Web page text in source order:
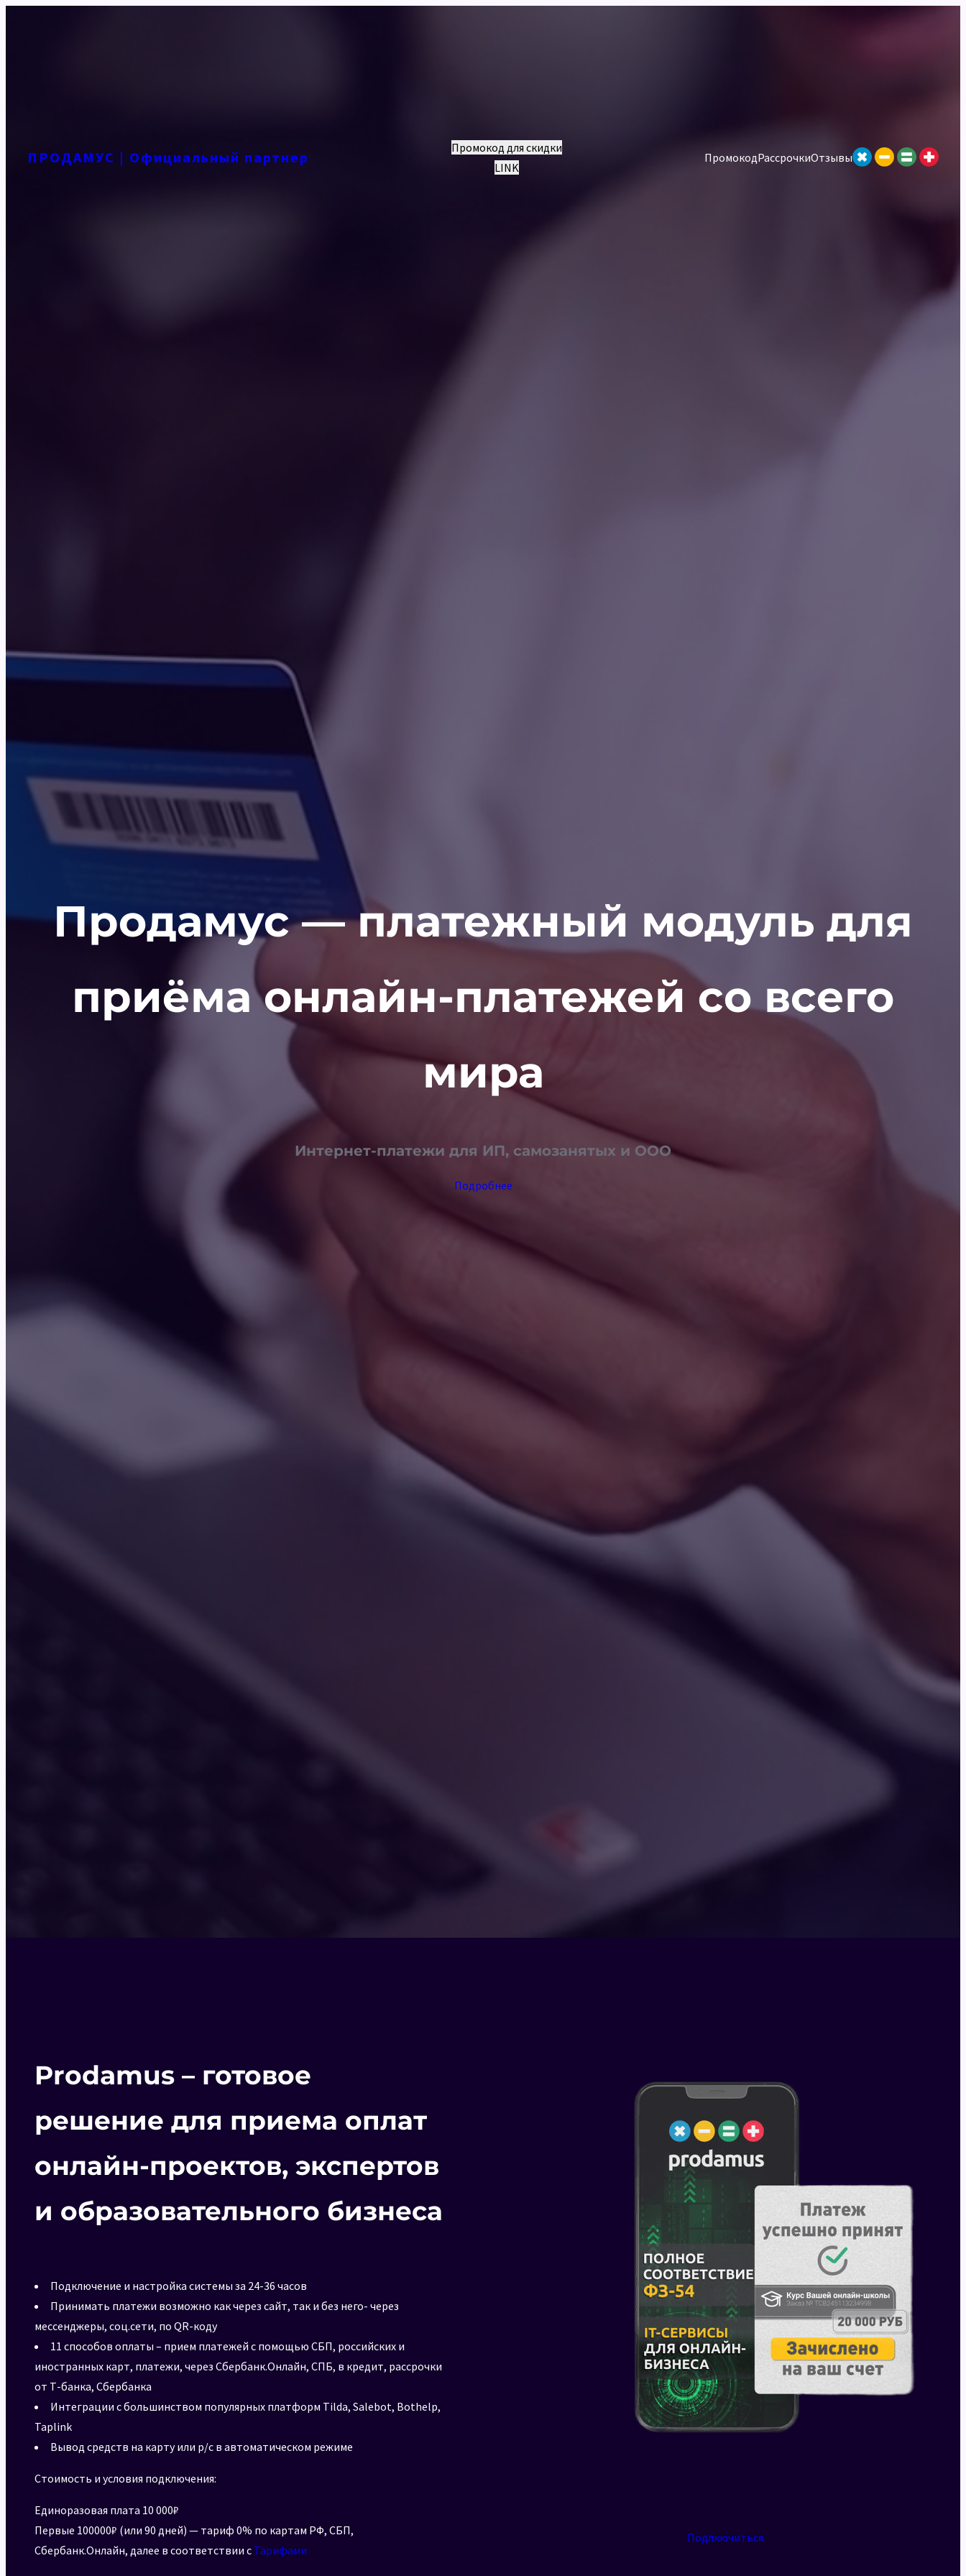
ПРОДАМУС | Официальный партнер
Промокод для скидки
LINK
ПромокодРассрочкиОтзывы
Продамус — платежный модуль для
приёма онлайн-платежей со всего
мира
Интернет-платежи для ИП, самозанятых и ООО
Подробнее
Prodamus – готовое
решение для приема оплат
онлайн-проектов, экспертов
и образовательного бизнеса
Подключение и настройка системы за 24-36 часов
Принимать платежи возможно как через сайт, так и без него- через
мессенджеры, соц.сети, по QR-коду
11 способов оплаты – прием платежей с помощью СБП, российских и
иностранных карт, платежи, через Сбербанк.Онлайн, СПБ, в кредит, рассрочки
от Т-банка, Сбербанка
Интеграции с большинством популярных платформ Tilda, Salebot, Bothelp,
Taplink
Вывод средств на карту или р/с в автоматическом режиме
Стоимость и условия подключения:
Единоразовая плата 10 000₽
Первые 100000₽ (или 90 дней) — тариф 0% по картам РФ, СБП,
Сбербанк.Онлайн, далее в соответствии с Тарифами
Подлкючиться